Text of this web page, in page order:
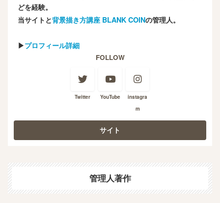
どを経験。
当サイトと背景描き方講座 BLANK COINの管理人。
▶プロフィール詳細
FOLLOW
Twitter YouTube
instagra
m
管理人著作